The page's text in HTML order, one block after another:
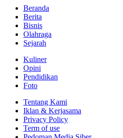
Beranda
Berita
Bisnis
Olahraga
Sejarah
Kuliner
Opini
Pendidikan
Foto
Tentang Kami
Iklan & Kerjasama
Privacy Policy
Term of use